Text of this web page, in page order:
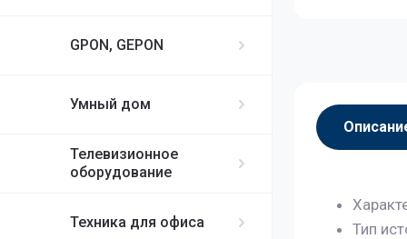
GPON, GEPON
Умный дом
Телевизионное
оборудование
Техника для офиса
Тип